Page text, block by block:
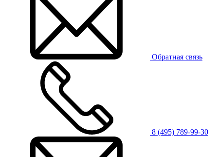
Обратная связь
8 (495) 789-99-30